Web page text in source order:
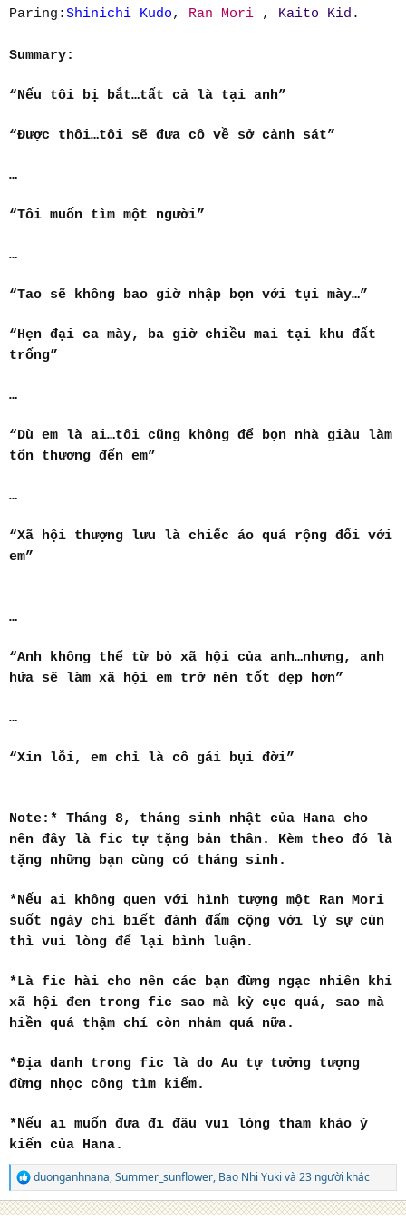
Paring:Shinichi Kudo, Ran Mori , Kaito Kid.
Summary:
“Nếu tôi bị bắt…tất cả là tại anh”
“Được thôi…tôi sẽ đưa cô về sở cảnh sát”
…
“Tôi muốn tìm một người”
…
“Tao sẽ không bao giờ nhập bọn với tụi mày…”
“Hẹn đại ca mày, ba giờ chiều mai tại khu đất
trống”
…
“Dù em là ai…tôi cũng không để bọn nhà giàu làm
tổn thương đến em”
…
“Xã hội thượng lưu là chiếc áo quá rộng đối với
em”
…
“Anh không thể từ bỏ xã hội của anh…nhưng, anh
hứa sẽ làm xã hội em trở nên tốt đẹp hơn”
…
“Xin lỗi, em chỉ là cô gái bụi đời”
Note:* Tháng 8, tháng sinh nhật của Hana cho
nên đây là fic tự tặng bản thân. Kèm theo đó là
tặng những bạn cùng có tháng sinh.
*Nếu ai không quen với hình tượng một Ran Mori
suốt ngày chỉ biết đánh đấm cộng với lý sự cùn
thì vui lòng để lại bình luận.
*Là fic hài cho nên các bạn đừng ngạc nhiên khi
xã hội đen trong fic sao mà kỳ cục quá, sao mà
hiền quá thậm chí còn nhảm quá nữa.
*Địa danh trong fic là do Au tự tưởng tượng
đừng nhọc công tìm kiếm.
*Nếu ai muốn đưa đi đâu vui lòng tham khảo ý
kiến của Hana.
R
e
a
duonganhnana,Summer_sunflower, Bao Nhi Yuki và 23 người khác